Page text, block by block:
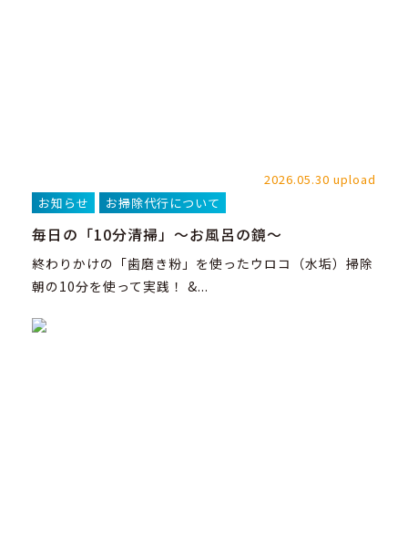
2026.05.30 upload
お知らせ
お掃除代行について
毎日の「10分清掃」～お風呂の鏡～
終わりかけの「歯磨き粉」を使ったウロコ（水垢）掃除
朝の10分を使って実践！ &...